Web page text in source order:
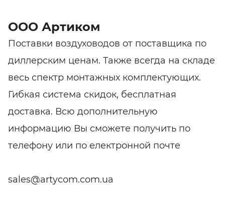
ООО Артиком
Поставки воздуховодов от поставщика по
диллерским ценам. Также всегда на складе
весь спектр монтажных комплектующих.
Гибкая система скидок, бесплатная
доставка. Всю дополнительную
информацию Вы сможете получить по
телефону или по електронной почте
sales@artycom.com.ua